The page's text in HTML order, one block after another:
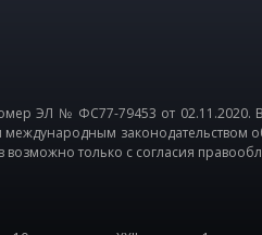
ЭЛ № ФС77-79453 от 02.11.2020.
законодательством
только с согласия